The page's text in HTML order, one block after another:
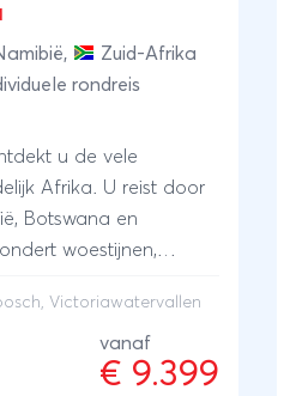
,
Zuid-Afrika
rondreis
u de vele
Afrika. U reist door
Botswana en
woestijnen,
Onderweg ontmoet u
olifanten, giraffen,
De reis
, Victoriawatervallen
vanaf
€ 9.399